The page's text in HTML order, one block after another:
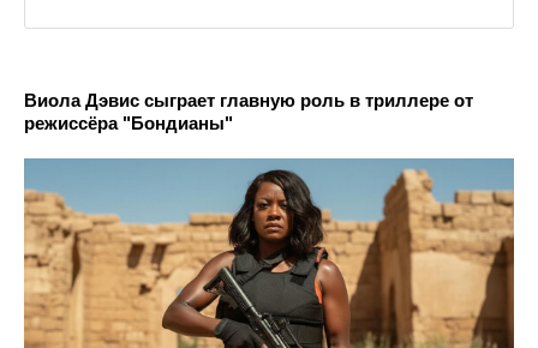
Виола Дэвис сыграет главную роль в триллере от
режиссёра "Бондианы"